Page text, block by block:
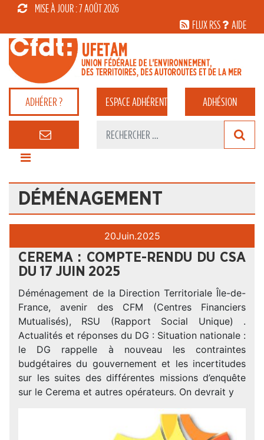
MISE À JOUR : 7 AOÛT 2026
FLUX RSS
AIDE
ADHÉRER ? ESPACEADHÉRENT ADHÉSION
DÉMÉNAGEMENT
20Juin.2025
CEREMA : COMPTE-RENDU DU CSA
DU 17 JUIN 2025
Déménagement de la Direction Territoriale Île-de-
France, avenir des CFM (Centres Financiers
Mutualisés), RSU (Rapport Social Unique) .
Actualités et réponses du DG : Situation nationale :
le DG rappelle à nouveau les contraintes
budgétaires du gouvernement et les incertitudes
sur les suites des différentes missions d’enquête
sur le Cerema et autres opérateurs. On devrait y